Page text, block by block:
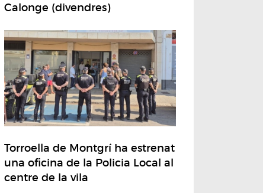
Calonge (divendres)
Torroella de Montgrí ha estrenat
una oficina de la Policia Local al
centre de la vila